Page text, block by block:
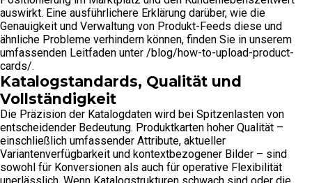
auswirkt. Eine ausführlichere Erklärung darüber, wie die
Genauigkeit und Verwaltung von Produkt-Feeds diese und
ähnliche Probleme verhindern können, finden Sie in unserem
umfassenden Leitfaden unter /blog/how-to-upload-product-
cards/.
Katalogstandards, Qualität und
Vollständigkeit
Die Präzision der Katalogdaten wird bei Spitzenlasten von
entscheidender Bedeutung. Produktkarten hoher Qualität –
einschließlich umfassender Attribute, aktueller
Variantenverfügbarkeit und kontextbezogener Bilder – sind
sowohl für Konversionen als auch für operative Flexibilität